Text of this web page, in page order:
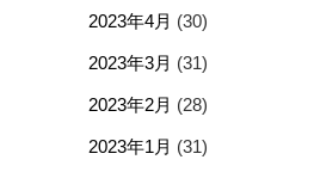
2023年4月 (30)
2023年3月 (31)
2023年2月 (28)
2023年1月 (31)